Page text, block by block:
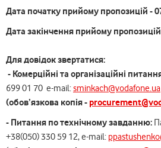
Дата початку прийому пропозицій -
Дата закінчення прийому
Для довідок звертатися:
- Комерцiйнi та організаційні
699 01 70 e-mail:sminkach@vodafone.ua
(обов’язкова копія -
- Питання по технiчному завданню:
+38(050) 330 59 12, e-mail: